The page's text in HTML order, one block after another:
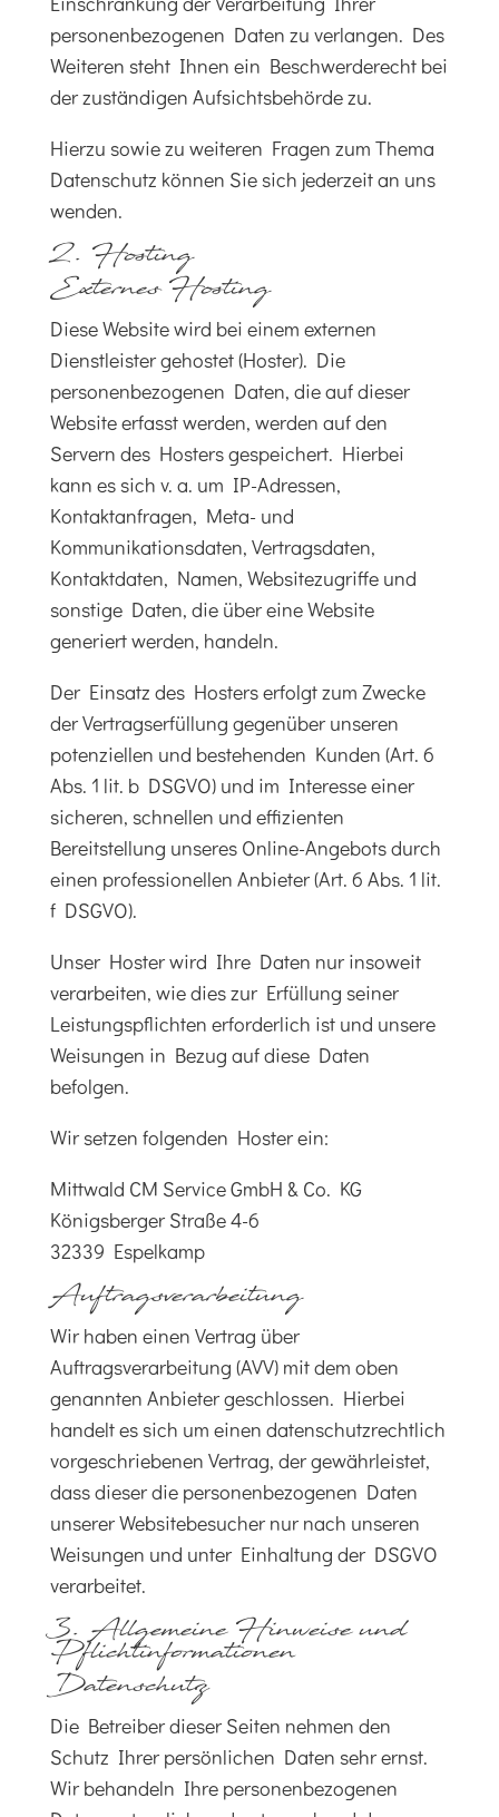
personenbezogenen Daten zu verlangen. Des
Weiteren steht Ihnen ein Beschwerderecht bei
der zuständigen Aufsichtsbehörde zu.
Hierzu sowie zu weiteren Fragen zum Thema
Datenschutz können Sie sich jederzeit an uns
wenden.
2. Hosting
Externes Hosting
Diese Website wird bei einem externen
Dienstleister gehostet (Hoster). Die
personenbezogenen Daten, die auf dieser
Website erfasst werden, werden auf den
Servern des Hosters gespeichert. Hierbei
kann es sich v. a. um IP-Adressen,
Kontaktanfragen, Meta- und
Kommunikationsdaten, Vertragsdaten,
Kontaktdaten, Namen, Websitezugriffe und
sonstige Daten, die über eine Website
generiert werden, handeln.
Der Einsatz des Hosters erfolgt zum Zwecke
der Vertragserfüllung gegenüber unseren
potenziellen und bestehenden Kunden (Art. 6
Abs. 1 lit. b DSGVO) und im Interesse einer
sicheren, schnellen und effizienten
Bereitstellung unseres Online-Angebots durch
einen professionellen Anbieter (Art. 6 Abs. 1 lit.
f DSGVO).
Unser Hoster wird Ihre Daten nur insoweit
verarbeiten, wie dies zur Erfüllung seiner
Leistungspflichten erforderlich ist und unsere
Weisungen in Bezug auf diese Daten
befolgen.
Wir setzen folgenden Hoster ein:
Mittwald CM Service GmbH & Co. KG
Königsberger Straße 4-6
32339 Espelkamp
Auftragsverarbeitung
Wir haben einen Vertrag über
Auftragsverarbeitung (AVV) mit dem oben
genannten Anbieter geschlossen. Hierbei
handelt es sich um einen datenschutzrechtlich
vorgeschriebenen Vertrag, der gewährleistet,
dass dieser die personenbezogenen Daten
unserer Websitebesucher nur nach unseren
Weisungen und unter Einhaltung der DSGVO
verarbeitet.
3. Allgemeine Hinweise und
Pflicht­informationen
Datenschutz
Die Betreiber dieser Seiten nehmen den
Schutz Ihrer persönlichen Daten sehr ernst.
Wir behandeln Ihre personenbezogenen